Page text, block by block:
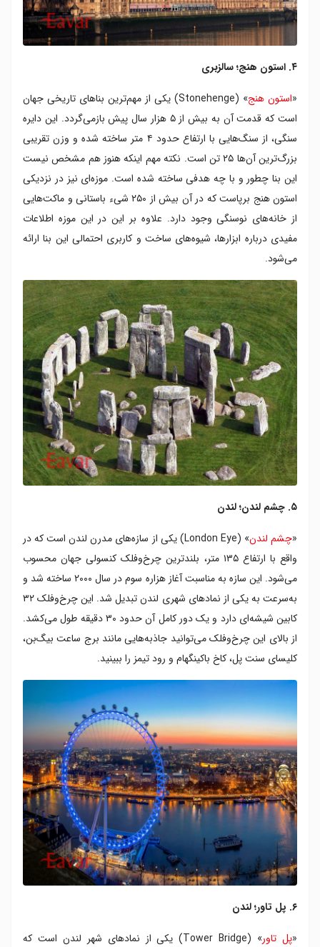
۴. استون هنج؛ سالزبری
«استون هنج
» (Stonehenge) یکی از مهم‌ترین بناهای تاریخی جهان
است که قدمت آن به بیش از ۵ هزار سال پیش بازمی‌گردد. این دایره
سنگی، از سنگ‌هایی با ارتفاع حدود ۴ متر ساخته شده و وزن تقریبی
بزرگ‌ترین آن‌ها ۲۵ تن است. نکته مهم اینکه هنوز هم مشخص نیست
این بنا چطور و با چه هدفی ساخته شده است. موزه‌ای نیز در نزدیکی
استون هنج برپاست که در آن بیش از ۲۵۰ شیء باستانی و ماکت‌هایی
از خانه‌های نوسنگی وجود دارد. علاوه بر این در این موزه اطلاعات
مفیدی درباره ابزارها، شیوه‌های ساخت و کاربری احتمالی این بنا ارائه
می‌شود.
۵. چشم لندن؛ لندن
«چشم لندن
» (London Eye) یکی از سازه‌های مدرن لندن است که در
واقع با ارتفاع ۱۳۵ متر، بلندترین چرخ‌وفلک کنسولی جهان محسوب
می‌شود. این سازه به مناسبت آغاز هزاره سوم در سال ۲۰۰۰ ساخته شد و
به‌سرعت به یکی از نمادهای شهری لندن تبدیل شد. این چرخ‌وفلک ۳۲
کابین شیشه‌ای دارد و یک دور کامل آن حدود ۳۰ دقیقه ‌طول می‌کشد.
از بالای این چرخ‌وفلک می‌توانید جاذبه‌هایی مانند برج ساعت بیگ‌بن،
کلیسای سنت پل، کاخ باکینگهام و رود تیمز را ببینید.
۶. پل تاور؛ لندن
«پل تاور
» (Tower Bridge) یکی از نمادهای شهر لندن است که